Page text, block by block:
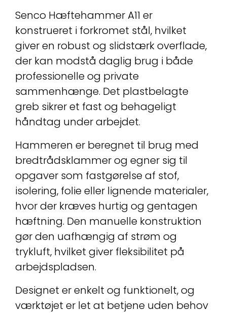
Senco Hæftehammer A11 er
konstrueret i forkromet stål, hvilket
giver en robust og slidstærk overflade,
der kan modstå daglig brug i både
professionelle og private
sammenhænge. Det plastbelagte
greb sikrer et fast og behageligt
håndtag under arbejdet.
Hammeren er beregnet til brug med
bredtrådsklammer og egner sig til
opgaver som fastgørelse af stof,
isolering, folie eller lignende materialer,
hvor der kræves hurtig og gentagen
hæftning. Den manuelle konstruktion
gør den uafhængig af strøm og
trykluft, hvilket giver fleksibilitet på
arbejdspladsen.
Designet er enkelt og funktionelt, og
værktøjet er let at betjene uden behov